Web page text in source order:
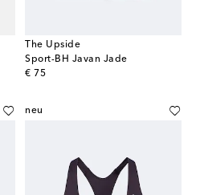
The Upside
Sport-BH Javan Jade
€ 75
original price
neu